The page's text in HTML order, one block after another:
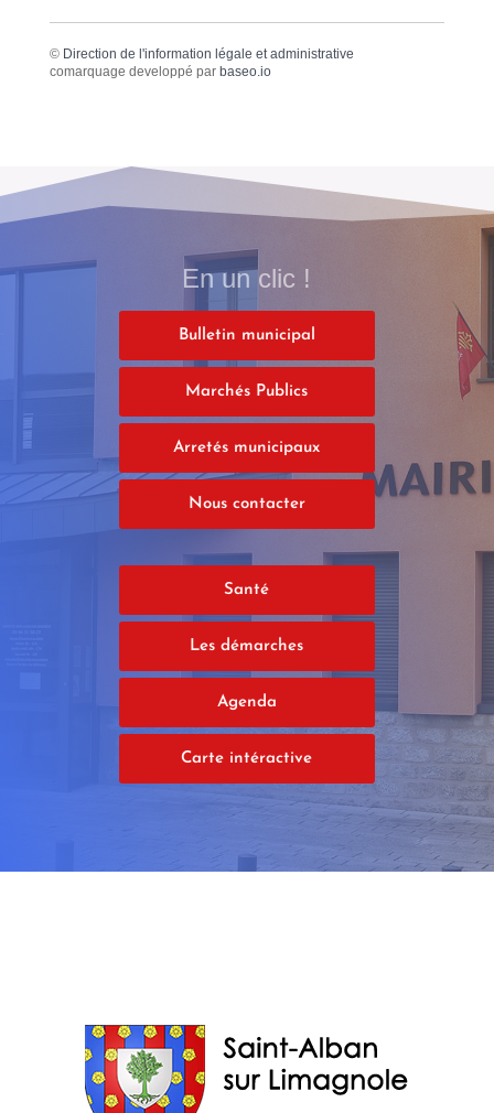
© Direction de l'information légale et administrative
comarquage developpé par baseo.io
En un clic !
Bulletin municipal
Marchés Publics
Arretés municipaux
Nous contacter
Santé
Les démarches
Agenda
Carte intéractive